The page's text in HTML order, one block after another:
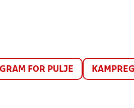
FOR PULJE